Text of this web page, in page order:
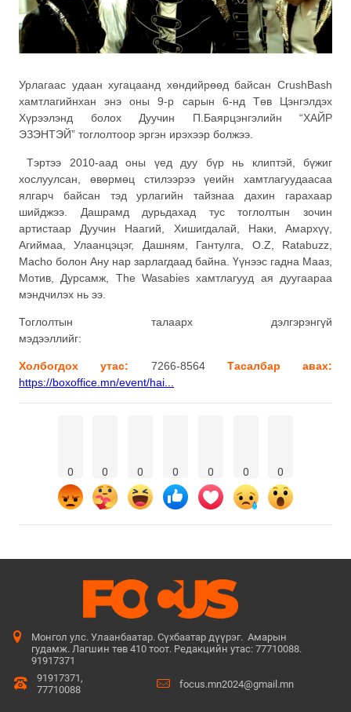
Урлагаас удаан хугацаанд хөндийрөөд байсан СrushBash
хамтлагийнхан энэ оны 9-р сарын 6-нд Төв Цэнгэлдэх
Хүрээлэнд болох Дуучин П.Баярцэнгэлийн “ХАЙР
ЭЗЭНТЭЙ” тоглолтоор эргэн ирэхээр болжээ.
Тэртээ 2010-аад оны үед дуу бүр нь клиптэй, бүжиг
хослуулсан, өвөрмөц стилээрээ үеийн хамтлагуудаасаа
ялгарч байсан тэд урлагийн тайзнаа дахин гарахаар
шийджээ. Дашрамд дурьдахад тус тоглолтын зочин
артистаар Дуучин Наагий, Хишигдалай, Наки, Амархүү,
Агиймаа, Улаанцэцэг, Дашням, Гантулга, O.Z, Ratabuzz,
Macho болон Ану нар зарлагдаад байна. Үүнээс гадна Мааз,
Мотив, Дурсамж, The Wasabies хамтлагууд ая дуугаараа
мэндчилэх нь ээ.
Тоглолтын талаарх дэлгэрэнгүй
мэдээллийг:
Холбогдох утас: 7266-8564 Тасалбар авах:
https://boxoffice.mn/event/hai...
0 0 0 0 0 0 0
Монгол улс. Улаанбаатар. Сүхбаатар дүүрэг. Амарын
гудамж. Лагшин төв 410 тоот. Редакцийн утас: 77710088.
91917371
91917371,
77710088
focus.mn2024@gmail.mn